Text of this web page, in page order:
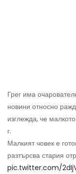
Грег има
новини относно
изглежда, че
г.
Малкият човек е
разтърсва стария
pic.twitter.com/